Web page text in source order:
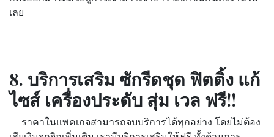
เลย
8. บริการเสริม ซักรีดชุด ฟิตติ้ง แก้
ไซส์ เครื่องประดับ สุ่ม เวล ฟรี!!
ราคาในแพคเกจสามารถจบบริการได้ทุกอย่าง โดยไม่ต้อง